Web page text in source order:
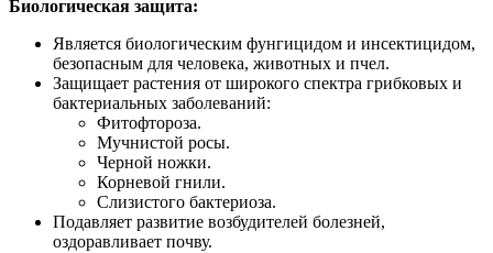
Биологическая защита:
Является биологическим фунгицидом и инсектицидом,
безопасным для человека, животных и пчел.
Защищает растения от широкого спектра грибковых и
бактериальных заболеваний:
Фитофтороза.
Мучнистой росы.
Черной ножки.
Корневой гнили.
Слизистого бактериоза.
Подавляет развитие возбудителей болезней,
оздоравливает почву.